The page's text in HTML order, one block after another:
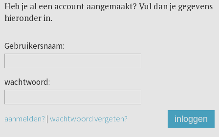
Heb je al een account aangemaakt? Vul dan je gegevens
hieronder in.
Gebruikersnaam:
wachtwoord:
aanmelden? | wachtwoord vergeten? inloggen